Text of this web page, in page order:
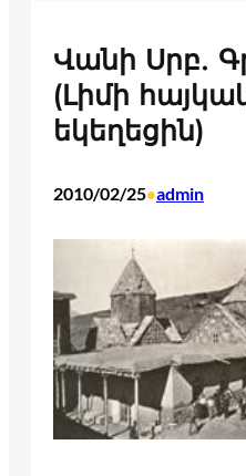
Վանի Սրբ.
(Լիմի
եկեղեցին)
2010/02/25•admin